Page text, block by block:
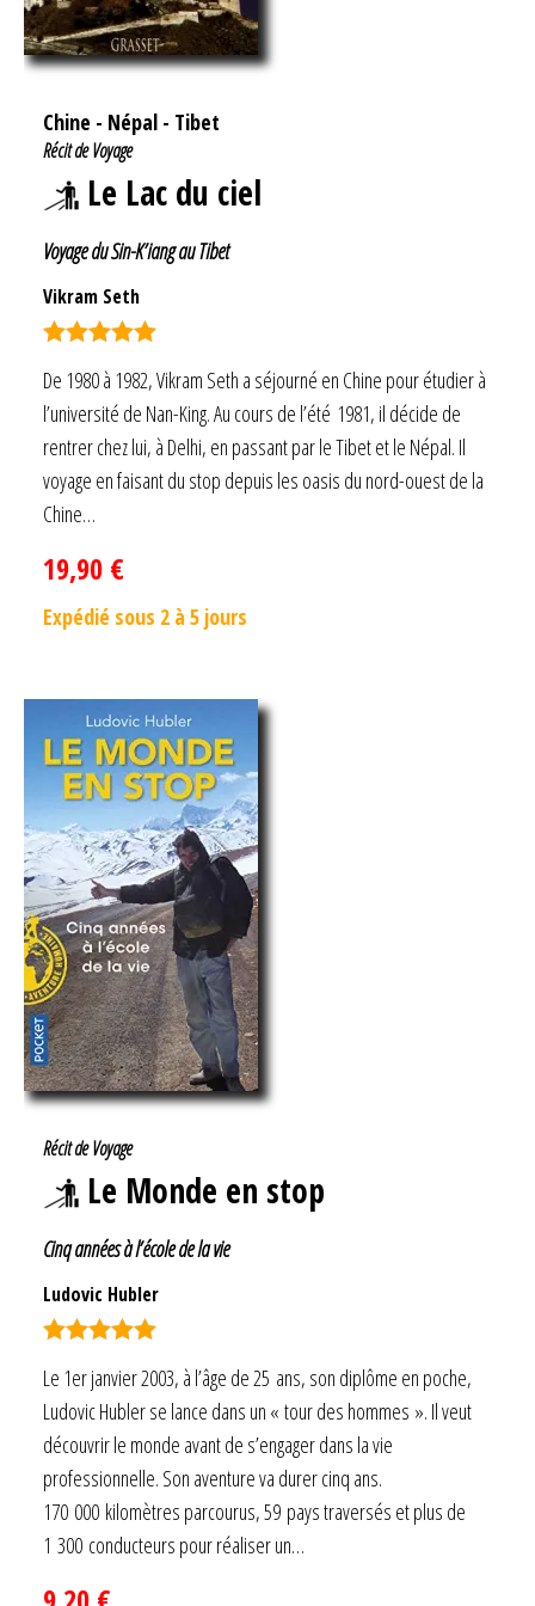
Chine - Népal - Tibet
Récit de Voyage
Le Lac du ciel
Voyage du Sin-K’iang au Tibet
Vikram Seth
De 1980 à 1982, Vikram Seth a séjourné en Chine pour étudier à
l’université de Nan-King. Au cours de l’été 1981, il décide de
rentrer chez lui, à Delhi, en passant par le Tibet et le Népal. Il
voyage en faisant du stop depuis les oasis du nord-ouest de la
Chine…
19,90 €
Expédié sous 2 à 5 jours
Récit de Voyage
Le Monde en stop
Cinq années à l’école de la vie
Ludovic Hubler
sur 5
Le 1er janvier 2003, à l’âge de 25 ans, son diplôme en poche,
Ludovic Hubler se lance dans un « tour des hommes ». Il veut
découvrir le monde avant de s’engager dans la vie
professionnelle. Son aventure va durer cinq ans.
170 000 kilomètres parcourus, 59 pays traversés et plus de
1 300 conducteurs pour réaliser un…